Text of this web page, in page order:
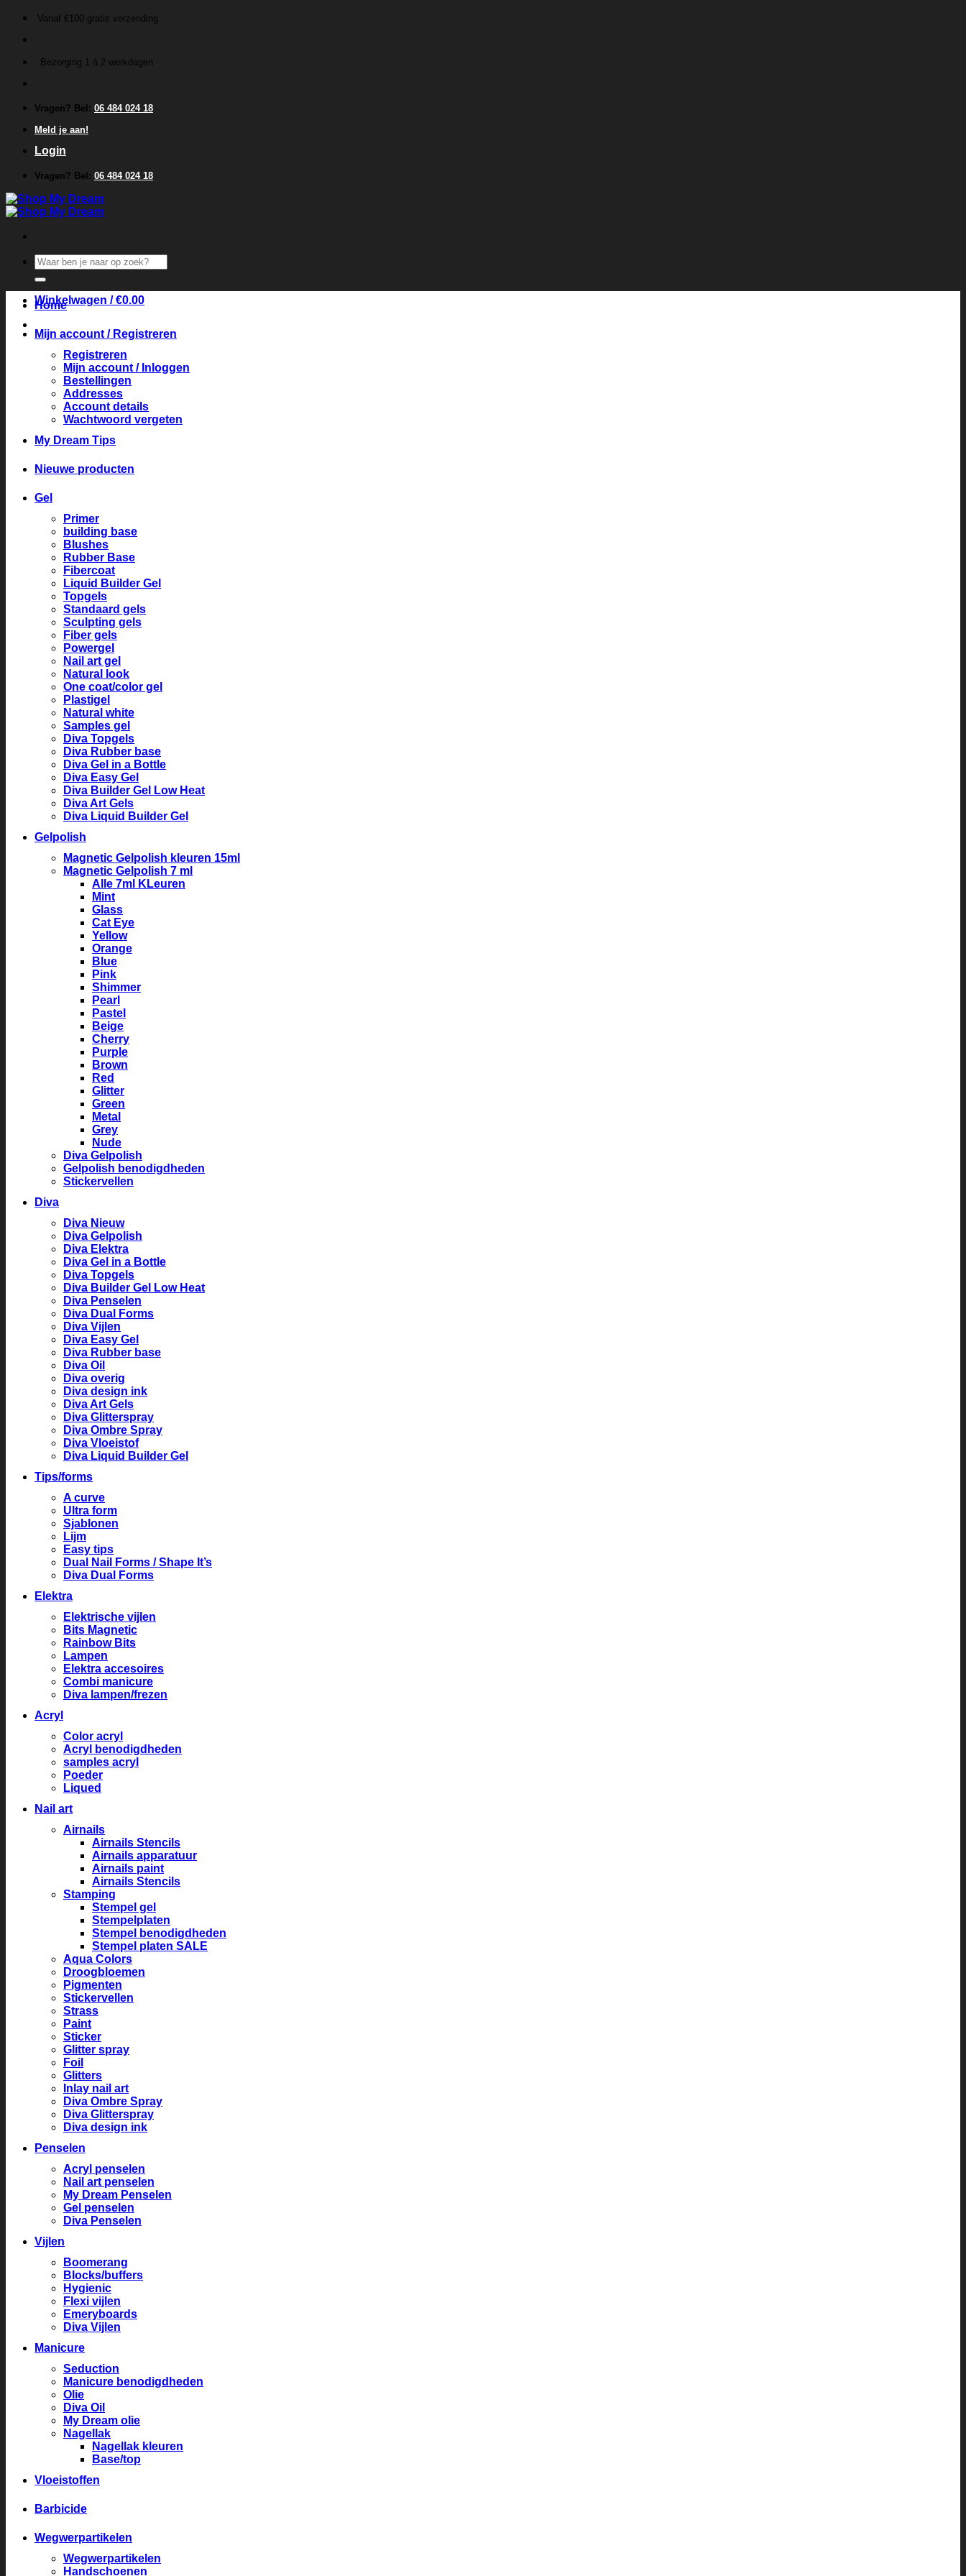
inhoud
Vanaf €100 gratis verzending
Bezorging 1 á 2 werkdagen
Vragen? Bel: 06 484 024 18
Meld je aan!
Login
Vragen? Bel: 06 484 024 18
Zoeken
naar:
Winkelwagen /€0.00
Home
Mijn account / Registreren
Registreren
Mijn account / Inloggen
Bestellingen
Addresses
Account details
Wachtwoord vergeten
My Dream Tips
Nieuwe producten
Gel
Primer
building base
Blushes
Rubber Base
Fibercoat
Liquid Builder Gel
Topgels
Standaard gels
Sculpting gels
Fiber gels
Powergel
Nail art gel
Natural look
One coat/color gel
Plastigel
Natural white
Samples gel
Diva Topgels
Diva Rubber base
Diva Gel in a Bottle
Diva Easy Gel
Diva Builder Gel Low Heat
Diva Art Gels
Diva Liquid Builder Gel
Gelpolish
Magnetic Gelpolish kleuren 15ml
Magnetic Gelpolish 7 ml
Alle 7ml KLeuren
Mint
Glass
Cat Eye
Yellow
Orange
Blue
Pink
Shimmer
Pearl
Pastel
Beige
Cherry
Purple
Brown
Red
Glitter
Green
Metal
Grey
Nude
Diva Gelpolish
Gelpolish benodigdheden
Stickervellen
Diva
Diva Nieuw
Diva Gelpolish
Diva Elektra
Diva Gel in a Bottle
Diva Topgels
Diva Builder Gel Low Heat
Diva Penselen
Diva Dual Forms
Diva Vijlen
Diva Easy Gel
Diva Rubber base
Diva Oil
Diva overig
Diva design ink
Diva Art Gels
Diva Glitterspray
Diva Ombre Spray
Diva Vloeistof
Diva Liquid Builder Gel
Tips/forms
A curve
Ultra form
Sjablonen
Lijm
Easy tips
Dual Nail Forms / Shape It’s
Diva Dual Forms
Elektra
Elektrische vijlen
Bits Magnetic
Rainbow Bits
Lampen
Elektra accesoires
Combi manicure
Diva lampen/frezen
Acryl
Color acryl
Acryl benodigdheden
samples acryl
Poeder
Liqued
Nail art
Airnails
Airnails Stencils
Airnails apparatuur
Airnails paint
Airnails Stencils
Stamping
Stempel gel
Stempelplaten
Stempel benodigdheden
Stempel platen SALE
Aqua Colors
Droogbloemen
Pigmenten
Stickervellen
Strass
Paint
Sticker
Glitter spray
Foil
Glitters
Inlay nail art
Diva Ombre Spray
Diva Glitterspray
Diva design ink
Penselen
Acryl penselen
Nail art penselen
My Dream Penselen
Gel penselen
Diva Penselen
Vijlen
Boomerang
Blocks/buffers
Hygienic
Flexi vijlen
Emeryboards
Diva Vijlen
Manicure
Seduction
Manicure benodigdheden
Olie
Diva Oil
My Dream olie
Nagellak
Nagellak kleuren
Base/top
Vloeistoffen
Barbicide
Wegwerpartikelen
Wegwerpartikelen
Handschoenen